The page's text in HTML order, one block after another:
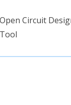
Open Circuit
Tool